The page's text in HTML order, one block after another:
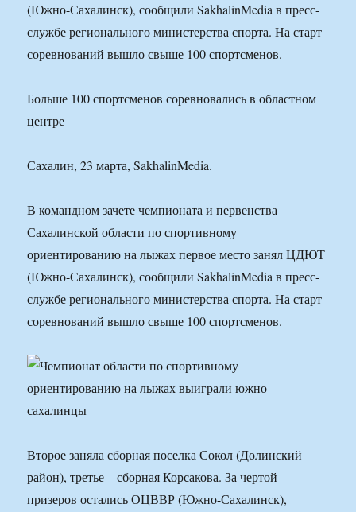
(Южно-Сахалинск), сообщили SakhalinMedia в пресс-
службе регионального министерства спорта. На старт
соревнований вышло свыше 100 спортсменов.
Больше 100 спортсменов соревновались в областном
центре
Сахалин, 23 марта, SakhalinMedia.
В командном зачете чемпионата и первенства
Сахалинской области по спортивному
ориентированию на лыжах первое место занял ЦДЮТ
(Южно-Сахалинск), сообщили SakhalinMedia в пресс-
службе регионального министерства спорта. На старт
соревнований вышло свыше 100 спортсменов.
Второе заняла сборная поселка Сокол (Долинский
район), третье – сборная Корсакова. За чертой
призеров остались ОЦВВР (Южно-Сахалинск),